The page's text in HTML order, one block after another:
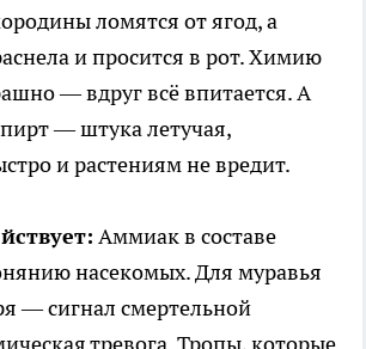
ломятся от ягод, а
и просится в рот. Химию
— вдруг всё впитается. А
— штука летучая,
и растениям не вредит.
Аммиак в составе
насекомых. Для муравья
— сигнал смертельной
тревога. Тропы, которые